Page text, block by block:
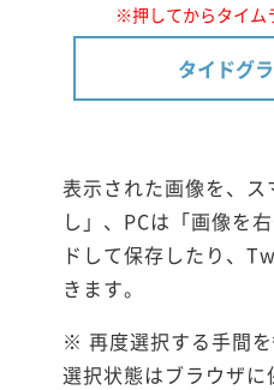
※押してからタイム
タイドグ
表示された画像を、
し」、PCは「画像を
ドして保存したり、
きます。
※ 再度選択する手間
選択状態はブラウザ